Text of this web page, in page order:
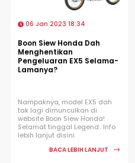
06 Jan 2023 18:34
Boon Siew Honda Dah
Menghentikan
Pengeluaran EX5 Selama-
Lamanya?
Nampaknya, model EX5 dah
tak lagi dimunculkan di
website Boon Siew Honda!
Selamat tinggal Legend.. Info
lebih lanjut disini.
BACA LEBIH LANJUT